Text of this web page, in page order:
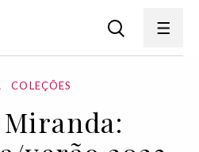
COLEÇÕES